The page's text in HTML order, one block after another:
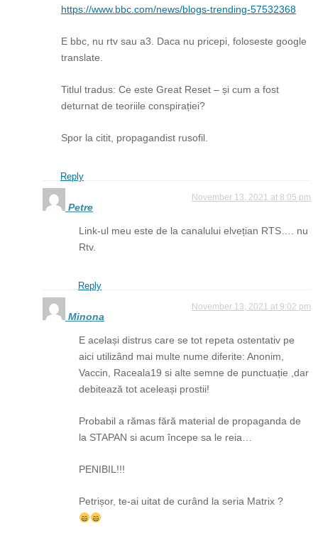
https://www.bbc.com/news/blogs-trending-57532368
E bbc, nu rtv sau a3. Daca nu pricepi, foloseste google
translate.
Titlul tradus: Ce este Great Reset – și cum a fost
deturnat de teoriile conspirației?
Spor la citit, propagandist rusofil.
Reply
Petre
November 13, 2021 at 8:05 pm
Link-ul meu este de la canalului elvețian RTS…. nu
Rtv.
Reply
Minona
November 13, 2021 at 9:02 pm
E același distrus care se tot repeta ostentativ pe
aici utilizând mai multe nume diferite: Anonim,
Vaccin, Raceala19 si alte semne de punctuație ,dar
debitează tot aceleași prostii!
Probabil a rămas fără material de propaganda de
la STAPAN si acum începe sa le reia…
PENIBIL!!!
Petrișor, te-ai uitat de curând la seria Matrix ?